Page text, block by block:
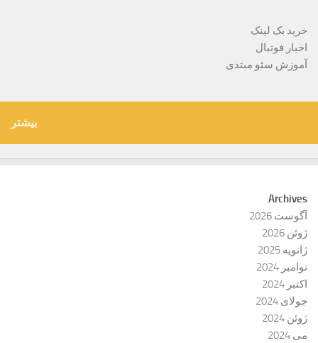
خرید بک لینک
اخبار فوتبال
آموزش سئو مبتدی
بیشتر
Archives
آگوست 2026
ژوئن 2026
ژانویه 2025
نوامبر 2024
اکتبر 2024
جولای 2024
ژوئن 2024
می 2024